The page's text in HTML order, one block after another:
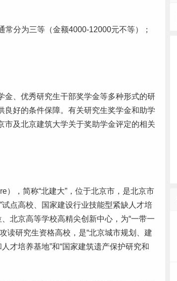
分为三等（金额4000-12000元不等）；
金、优秀研究生干部奖学金等多种形式的研
好的条件保障。有关研究生奖学金和助学
及北京建筑大学关于奖助学金评定的相关
，简称“北建大”，位于北京市，是北京市
点高校、国家建设行业技能型紧缺人才培
北京高等学校高精尖创新中心，为“一带一
读研究生资格高校，是“北京城市规划、建
才培养基地”和“国家建筑遗产保护研究和